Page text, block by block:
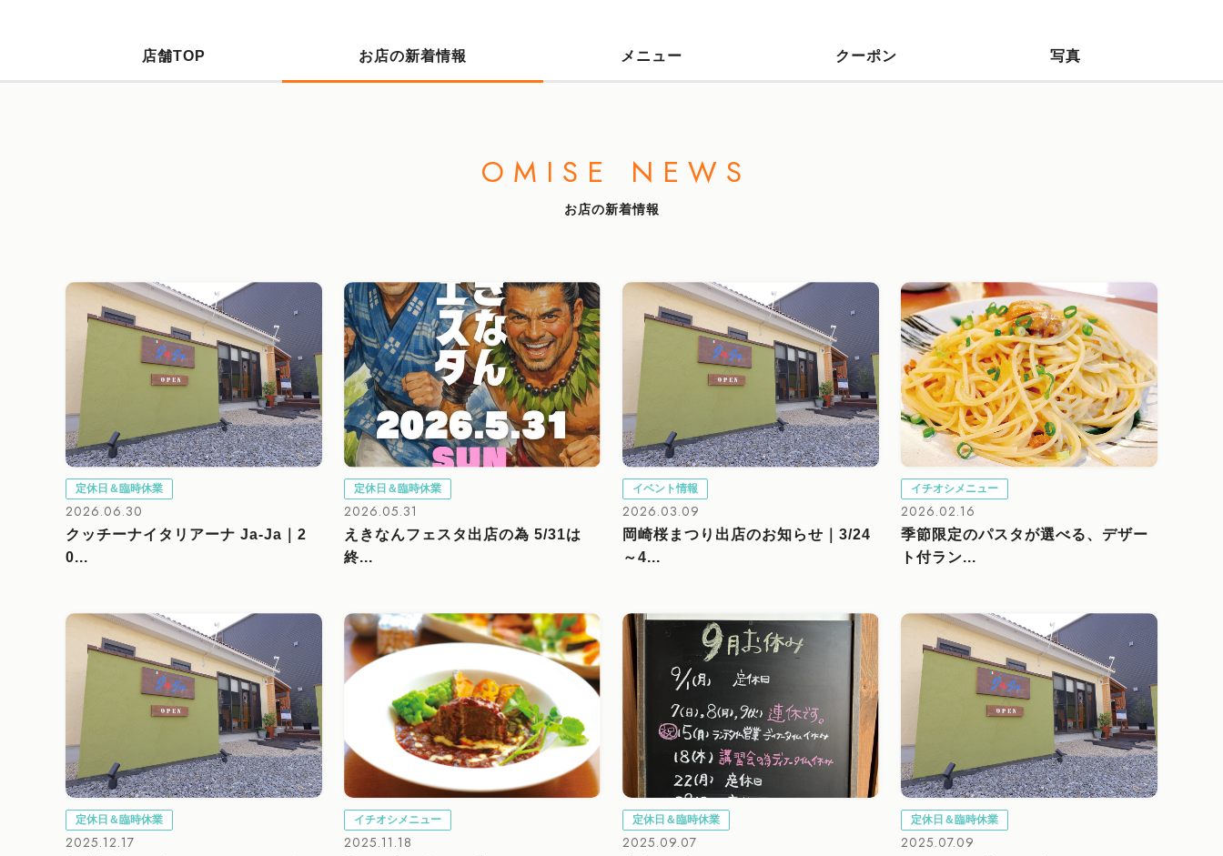
店舗TOP お店の新着情報 メニュー クーポン 写真
OMISE NEWS
お店の新着情報
定休日＆臨時休業
2026.06.30
クッチーナイタリアーナ Ja-Ja｜2
0...
定休日＆臨時休業
2026.05.31
えきなんフェスタ出店の為 5/31は
終...
イベント情報
2026.03.09
岡崎桜まつり出店のお知らせ｜3/24
～4...
イチオシメニュー
2026.02.16
季節限定のパスタが選べる、デザー
ト付ラン...
定休日＆臨時休業
2025.12.17
イチオシメニュー
2025.11.18
定休日＆臨時休業
2025.09.07
定休日＆臨時休業
2025.07.09